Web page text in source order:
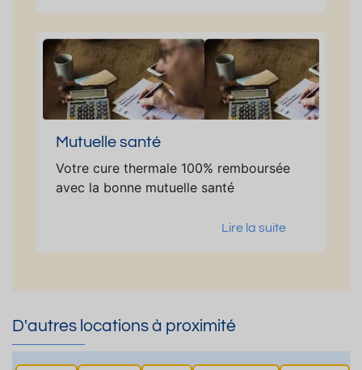
Mutuelle santé
Votre cure thermale 100% remboursée
avec la bonne mutuelle santé
Lire la suite
D'autres locations à proximité